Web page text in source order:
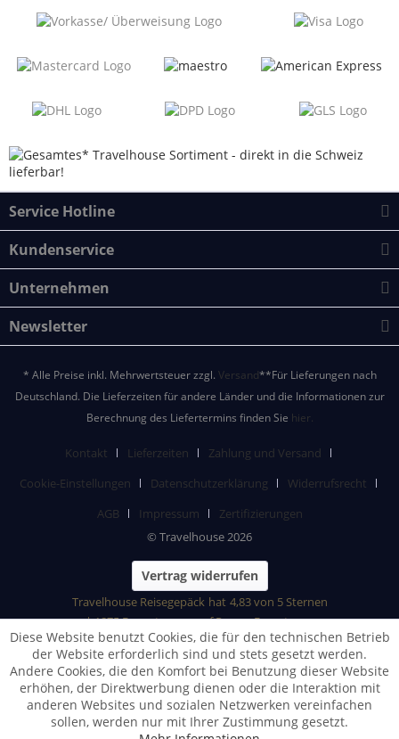
Service Hotline
Kundenservice
Unternehmen
Newsletter
* Alle Preise inkl. Mehrwertsteuer zzgl. Versand**Für Lieferungen nach
Deutschland. Die Lieferzeiten für andere Länder und die Informationen zur
Berechnung des Liefertermins finden Sie hier.
Kontakt Lieferzeiten
Zahlung und Versand
Cookie-Einstellungen
Datenschutzerklärung
Widerrufsrecht
AGB
Impressum
Zertifizierungen
© Travelhouse 2026
Vertrag widerrufen
Travelhouse Reisegepäck hat 4,83von 5Sternen
|1875Bewertungen auf ProvenExpert.com
Diese Website benutzt Cookies, die für den technischen Betrieb
der Website erforderlich sind und stets gesetzt werden.
Andere Cookies, die den Komfort bei Benutzung dieser Website
erhöhen, der Direktwerbung dienen oder die Interaktion mit
anderen Websites und sozialen Netzwerken vereinfachen
sollen, werden nur mit Ihrer Zustimmung gesetzt.